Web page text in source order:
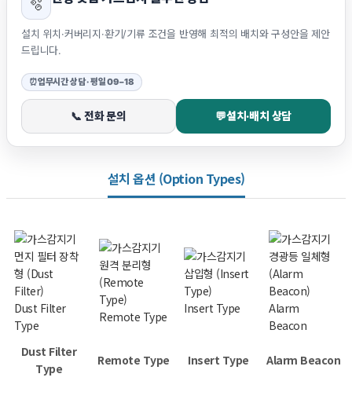
🫧
설치 위치·커버리지·환기/기류 조건을 반영해 최적의 배치와 구성안을 제안
드립니다.
⏰업무시간 상담 · 평일 09–18
📞 전화 문의 💬설치·배치 상담
설치 옵션 (Option Types)
Dust Filter
Type
Remote Type
Insert Type
Alarm
Beacon
Dust Filter
Type
Remote Type Insert Type Alarm Beacon